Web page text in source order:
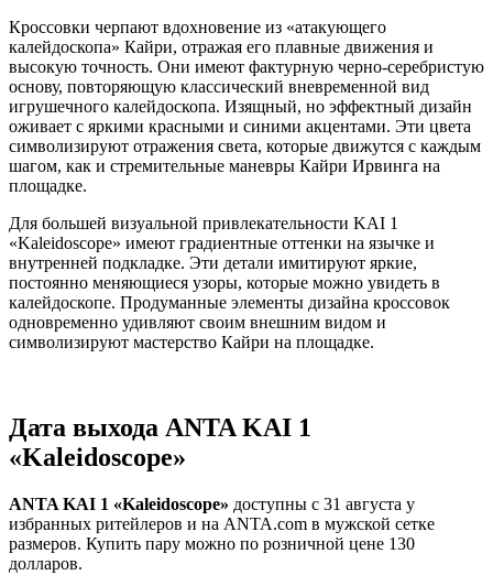
Кроссовки черпают вдохновение из «атакующего
калейдоскопа» Кайри, отражая его плавные движения и
высокую точность. Они имеют фактурную черно-серебристую
основу, повторяющую классический вневременной вид
игрушечного калейдоскопа. Изящный, но эффектный дизайн
оживает с яркими красными и синими акцентами. Эти цвета
символизируют отражения света, которые движутся с каждым
шагом, как и стремительные маневры Кайри Ирвинга на
площадке.
Для большей визуальной привлекательности KAI 1
«Kaleidoscope» имеют градиентные оттенки на язычке и
внутренней подкладке. Эти детали имитируют яркие,
постоянно меняющиеся узоры, которые можно увидеть в
калейдоскопе. Продуманные элементы дизайна кроссовок
одновременно удивляют своим внешним видом и
символизируют мастерство Кайри на площадке.
Дата выхода ANTA KAI 1
«Kaleidoscope»
ANTA KAI 1 «Kaleidoscope» доступны с 31 августа у
избранных ритейлеров и на ANTA.com в мужской сетке
размеров. Купить пару можно по розничной цене 130
долларов.